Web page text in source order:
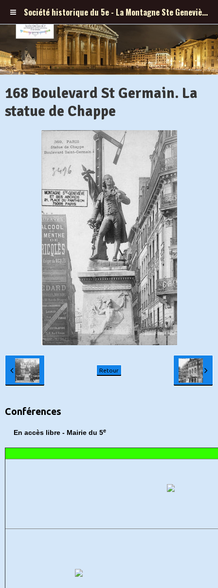
Société historique du 5e - La Montagne Ste Geneviève et ses abords
168 Boulevard St Germain. La
statue de Chappe
Retour
Conférences
En accès libre - Mairie du 5e